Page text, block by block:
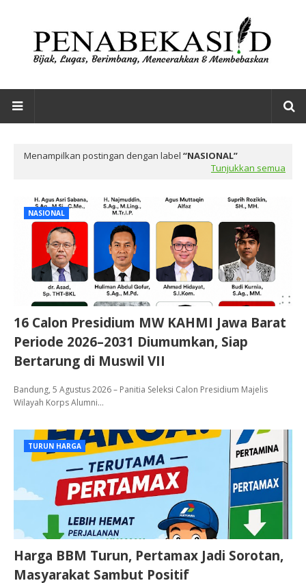
Menampilkan postingan dengan label
NASIONAL
Tunjukkan semua
NASIONAL
16 Calon Presidium MW KAHMI Jawa Barat
Periode 2026–2031 Diumumkan, Siap
Bertarung di Muswil VII
Bandung, 5 Agustus 2026 – Panitia Seleksi Calon Presidium Majelis
Wilayah Korps Alumni…
TURUN HARGA
Harga BBM Turun, Pertamax Jadi Sorotan,
Masyarakat Sambut Positif